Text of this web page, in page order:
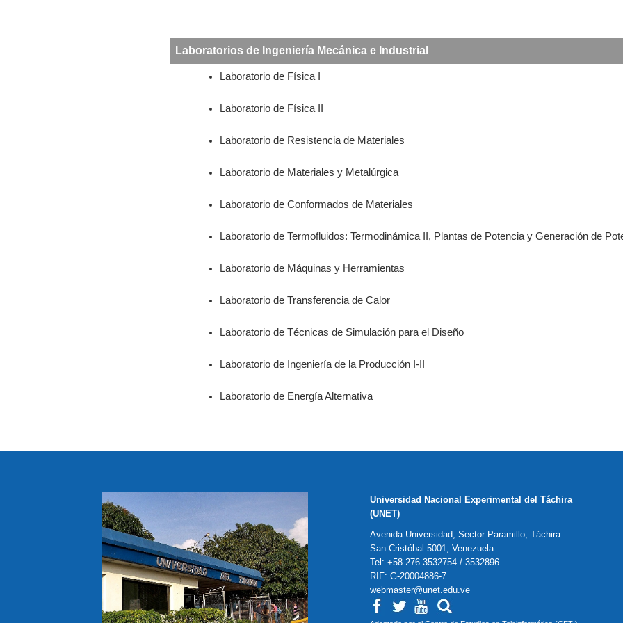
Laboratorios de Ingeniería Mecánica e Industrial
Laboratorio de Física I
Laboratorio de Física II
Laboratorio de Resistencia de Materiales
Laboratorio de Materiales y Metalúrgica
Laboratorio de Conformados de Materiales
Laboratorio de Termofluidos: Termodinámica II, Plantas de Potencia y Generación de
Laboratorio de Máquinas y Herramientas
Laboratorio de Transferencia de Calor
Laboratorio de Técnicas de Simulación para el Diseño
Laboratorio de Ingeniería de la Producción I-II
Laboratorio de Energía Alternativa
Universidad Nacional Experimental del Táchira
(UNET)
Avenida Universidad, Sector Paramillo, Táchira
San Cristóbal 5001, Venezuela
Tel: +58 276 3532754 / 3532896
RIF: G-20004886-7
webmaster@unet.edu.ve